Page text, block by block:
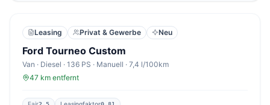
Leasing Privat & Gewerbe Neu
Ford Tourneo Custom
Van · Diesel · 136 PS · Manuell · 7,4 l/100km
47 km entfernt
Fair Leasingfaktor